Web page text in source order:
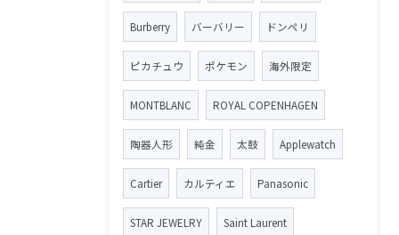
Burberry バーバリー ドンペリ
ピカチュウ ポケモン 海外限定
MONTBLANC ROYAL COPENHAGEN
陶器人形 純金 太鼓 Applewatch
Cartier カルティエ Panasonic
STAR JEWELRY Saint Laurent